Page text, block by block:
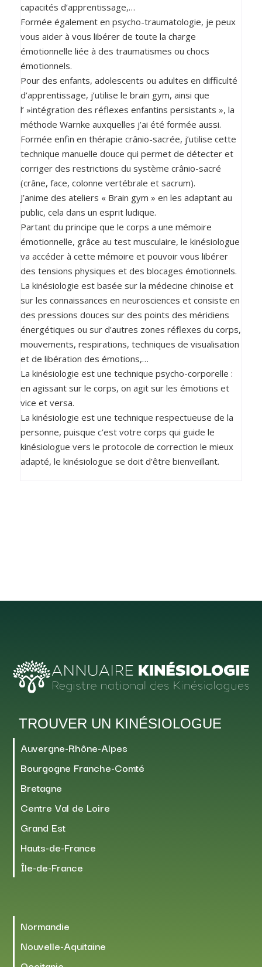
capacités d’apprentissage,…
Formée également en psycho-traumatologie, je peux
vous aider à vous libérer de toute la charge
émotionnelle liée à des traumatismes ou chocs
émotionnels.
Pour des enfants, adolescents ou adultes en difficulté
d’apprentissage, j’utilise le brain gym, ainsi que
l’ »intégration des réflexes enfantins persistants », la
méthode Warnke auxquelles j’ai été formée aussi.
Formée enfin en thérapie crânio-sacrée, j’utilise cette
technique manuelle douce qui permet de détecter et
corriger des restrictions du système crânio-sacré
(crâne, face, colonne vertébrale et sacrum).
J’anime des ateliers « Brain gym » en les adaptant au
public, cela dans un esprit ludique.
Partant du principe que le corps a une mémoire
émotionnelle, grâce au test musculaire, le kinésiologue
va accéder à cette mémoire et pouvoir vous libérer
des tensions physiques et des blocages émotionnels.
La kinésiologie est basée sur la médecine chinoise et
sur les connaissances en neurosciences et consiste en
des pressions douces sur des points des méridiens
énergétiques ou sur d’autres zones réflexes du corps,
mouvements, respirations, techniques de visualisation
et de libération des émotions,…
La kinésiologie est une technique psycho-corporelle :
en agissant sur le corps, on agit sur les émotions et
vice et versa.
La kinésiologie est une technique respectueuse de la
personne, puisque c’est votre corps qui guide le
kinésiologue vers le protocole de correction le mieux
adapté, le kinésiologue se doit d’être bienveillant.
TROUVER UN KINÉSIOLOGUE
Auvergne-Rhône-Alpes
Bourgogne Franche-Comté
Bretagne
Centre Val de Loire
Grand Est
Hauts-de-France
Île-de-France
Normandie
Nouvelle-Aquitaine